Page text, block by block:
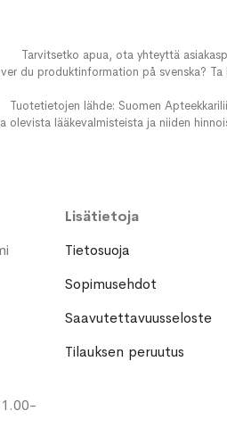
Tarvitsetko apua, ota yhteyttä
du produktinformation på svenska?
Tuotetietojen lähde: Suomen
olevista lääkevalmisteista ja niiden
Lisätietoja
Tietosuoja
Sopimusehdot
Saavutettavuusseloste
Tilauksen peruutus